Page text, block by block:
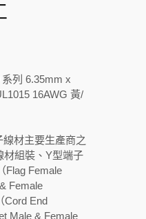
列 6.35mm x
16AWG 黃/
材主要生產商之
材組裝、Y型端子
Flag Female
Female
Cord End
Male & Female